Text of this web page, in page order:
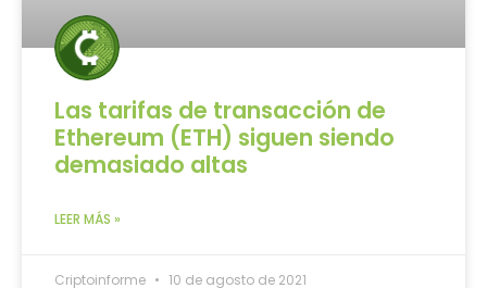
Las tarifas de transacción de
Ethereum (ETH) siguen siendo
demasiado altas
LEER MÁS »
Criptoinforme 10 de agosto de 2021